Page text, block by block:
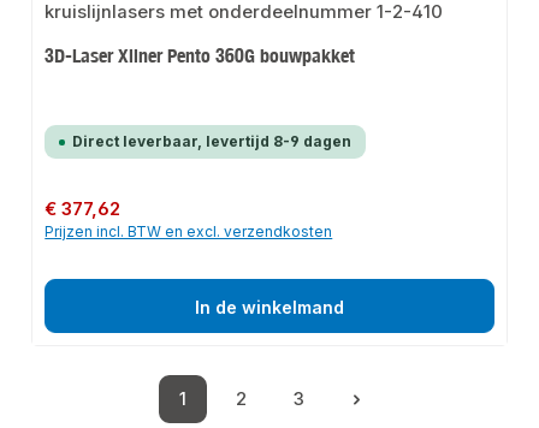
3D-Laser Xliner Pento 360G bouwpakket
Direct leverbaar, levertijd 8-9 dagen
Normale prijs:
€ 377,62
Prijzen incl. BTW en excl. verzendkosten
In de winkelmand
Pagina
1
Pagina
2
Pagina
3